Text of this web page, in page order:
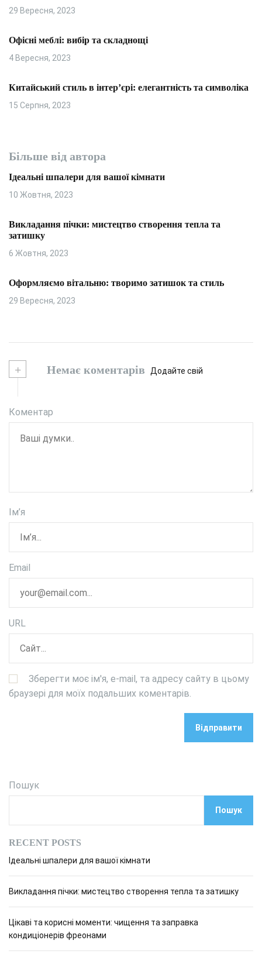
29 Вересня, 2023
Офісні меблі: вибір та складнощі
4 Вересня, 2023
Китайський стиль в інтер’єрі: елегантність та символіка
15 Серпня, 2023
Більше від автора
Ідеальні шпалери для вашої кімнати
10 Жовтня, 2023
Викладання пічки: мистецтво створення тепла та
затишку
6 Жовтня, 2023
Оформляємо вітальню: творимо затишок та стиль
29 Вересня, 2023
+ Немає коментарів Додайте свій
Коментар
Ім’я
Email
URL
Зберегти моє ім'я, e-mail, та адресу сайту в цьому
браузері для моїх подальших коментарів.
Пошук
Пошук
RECENT POSTS
Ідеальні шпалери для вашої кімнати
Викладання пічки: мистецтво створення тепла та затишку
Цікаві та корисні моменти: чищення та заправка
кондиціонерів фреонами